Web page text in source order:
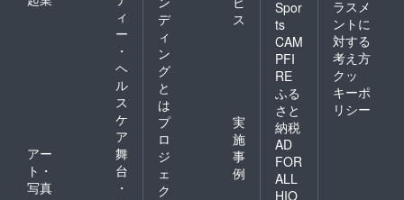
ィ
ー
・
ヘ
ル
ス
ケ
ア
アー
ト・
写真
舞
台
・
デ
ィ
ン
グ
と
は
ス
プ
ロ
ジ
ェ
ク
実
施
事
例
Spor
ts
CAM
PFI
RE
ふる
さと
納税
AD
FOR
ALL
HIO
ラスメ
ントに
対する
考え方
クッ
キーポ
リシー